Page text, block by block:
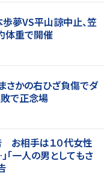
歩夢VS平山諒中止、笠
体重で開催
さかの右ひざ負傷でダ
敗で正念場
お相手は１０代女性
「一人の男としてもさ